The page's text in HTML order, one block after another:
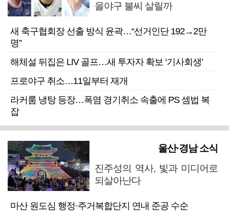
을야구 불씨 살릴까
새 축구협회장 선출 방식 윤곽…“선거인단 192→2만
명”
해체설 뒤집은 LIV 골프…새 투자자 확보 ‘기사회생’
프로야구 취소…11일부터 재개
라커룸 냉탕 등장…폭염 경기취소 속출에 PS 셈법 복
잡
울산·경남 소식
진주성의 역사, 빛과 미디어로
되살아난다
마산 원도심 행정·주거복합단지 연내 준공 수순